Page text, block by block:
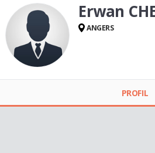
Erwan
ANGERS
PROFIL